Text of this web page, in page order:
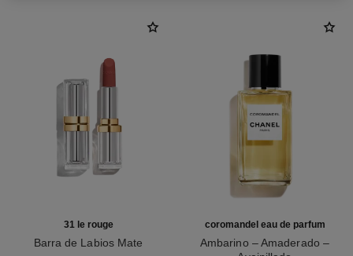
31 le rouge
Barra de Labios Mate
coromandel eau de parfum
Ambarino – Amaderado –